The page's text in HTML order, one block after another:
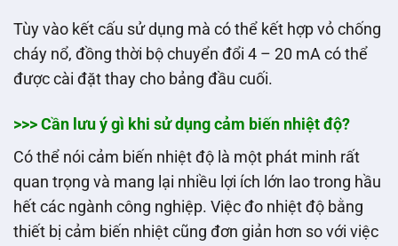
Tùy vào kết cấu sử dụng mà có thể kết hợp vỏ chống
cháy nổ, đồng thời bộ chuyển đổi 4 – 20 mA có thể
được cài đặt thay cho bảng đầu cuối.
>>> Cần lưu ý gì khi sử dụng cảm biến nhiệt độ?
Có thể nói cảm biến nhiệt độ là một phát minh rất
quan trọng và mang lại nhiều lợi ích lớn lao trong hầu
hết các ngành công nghiệp. Việc đo nhiệt độ bằng
thiết bị cảm biến nhiệt cũng đơn giản hơn so với việc